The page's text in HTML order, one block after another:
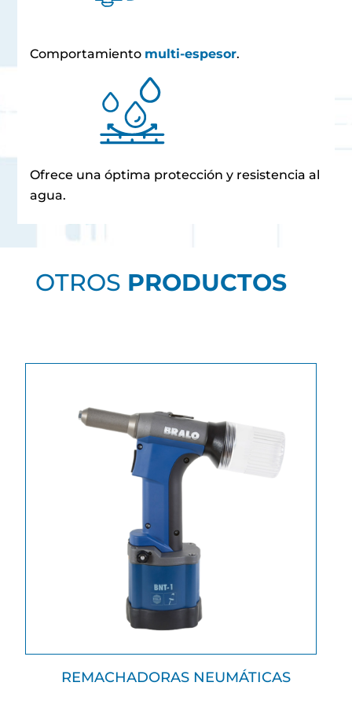
Comportamiento multi-espesor.
Ofrece una óptima protección y resistencia al
agua.
OTROS PRODUCTOS
REMACHADORAS NEUMÁTICAS